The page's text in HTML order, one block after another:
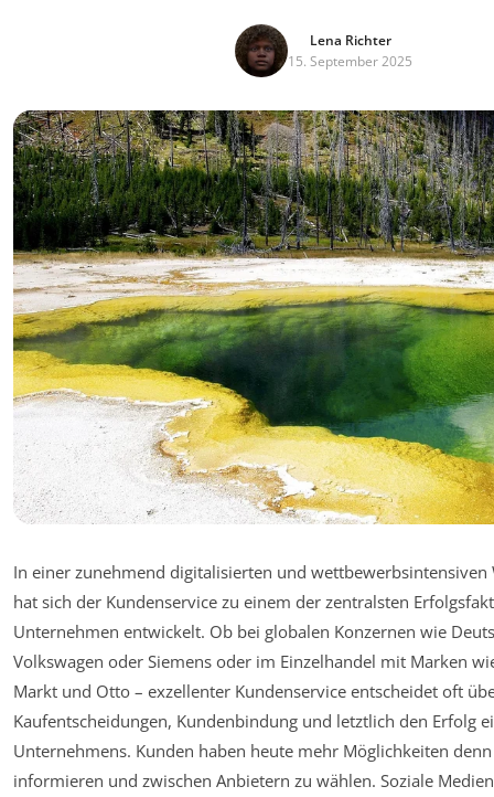
Lena Richter
15. September 2025
In einer zunehmend digitalisierten und wettbewerbsintensiven
hat sich der Kundenservice zu einem der zentralsten
Unternehmen entwickelt. Ob bei globalen Konzernen wie
Volkswagen oder Siemens oder im Einzelhandel mit Marken
Markt und Otto – exzellenter Kundenservice entscheidet oft
Kaufentscheidungen, Kundenbindung und letztlich den Erfolg
Unternehmens. Kunden haben heute mehr Möglichkeiten
informieren und zwischen Anbietern zu wählen. Soziale